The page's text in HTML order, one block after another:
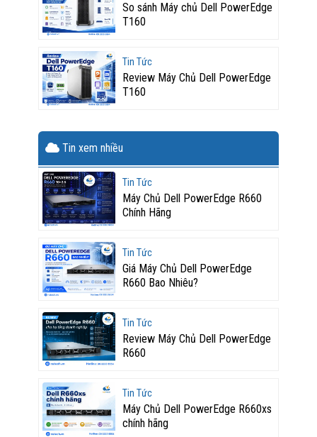
So sánh Máy chủ Dell PowerEdge
T160
Tin Tức
Review Máy Chủ Dell PowerEdge
T160
Tin xem nhiều
Tin Tức
Máy Chủ Dell PowerEdge R660
Chính Hãng
Tin Tức
Giá Máy Chủ Dell PowerEdge
R660 Bao Nhiêu?
Tin Tức
Review Máy Chủ Dell PowerEdge
R660
Tin Tức
Máy Chủ Dell PowerEdge R660xs
chính hãng